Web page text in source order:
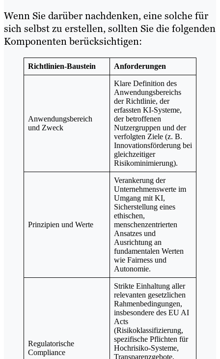
Wenn Sie darüber nachdenken, eine solche für
sich selbst zu erstellen, sollten Sie die folgenden
Komponenten berücksichtigen:
Richtlinien-Baustein Anforderungen
Anwendungsbereich
und Zweck
Klare Definition des
Anwendungsbereichs
der Richtlinie, der
erfassten KI-Systeme,
der betroffenen
Nutzergruppen und der
verfolgten Ziele (z. B.
Innovationsförderung bei
gleichzeitiger
Risikominimierung).
Prinzipien und Werte
Verankerung der
Unternehmenswerte im
Umgang mit KI,
Sicherstellung eines
ethischen,
menschenzentrierten
Ansatzes und
Ausrichtung an
fundamentalen Werten
wie Fairness und
Autonomie.
Regulatorische
Compliance
Strikte Einhaltung aller
relevanten gesetzlichen
Rahmenbedingungen,
insbesondere des EU AI
Acts
(Risikoklassifizierung,
spezifische Pflichten für
Hochrisiko-Systeme,
Transparenzgebote,